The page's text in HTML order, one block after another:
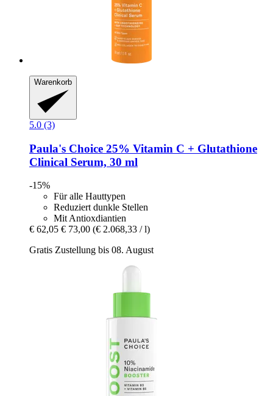
Warenkorb
5.0 (3)
Paula's Choice 25% Vitamin C + Glutathione
Clinical Serum, 30 ml
-15%
Für alle Hauttypen
Reduziert dunkle Stellen
Mit Antioxdiantien
€ 62,05 € 73,00 (€ 2.068,33 / l)
Gratis Zustellung bis 08. August